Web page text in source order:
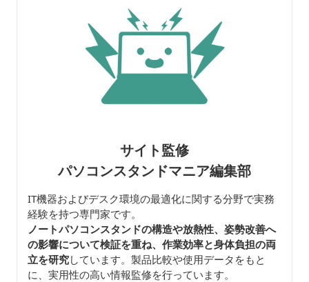
サイト監修
パソコンスタンドマニア編集部
IT機器およびデスク環境の最適化に関する分野で実務
経験を持つ専門家です。
ノートパソコンスタンドの構造や放熱性、姿勢改善へ
の影響について検証を重ね、作業効率と身体負担の両
立を研究しています。製品比較や使用データをもと
に、実用性の高い情報監修を行っています。